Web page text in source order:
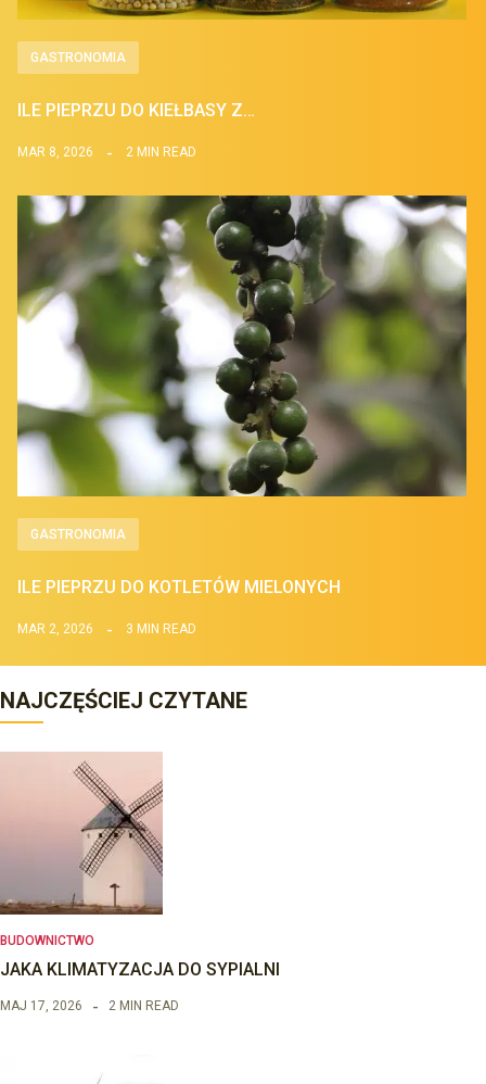
GASTRONOMIA
ILE PIEPRZU DO KIEŁBASY Z…
MAR 8, 2026 2 MIN READ
GASTRONOMIA
ILE PIEPRZU DO KOTLETÓW MIELONYCH
MAR 2, 2026 3 MIN READ
NAJCZĘŚCIEJ CZYTANE
BUDOWNICTWO
JAKA KLIMATYZACJA DO SYPIALNI
MAJ 17, 2026 2 MIN READ